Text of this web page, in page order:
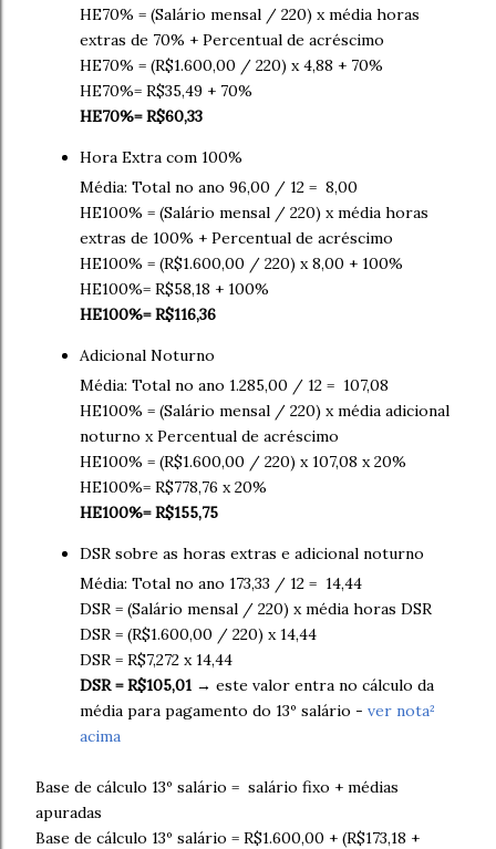
HE70% = (Salário mensal / 220) x média horas
extras de 70% + Percentual de acréscimo
HE70% = (R$1.600,00 / 220) x 4,88 + 70%
HE70%= R$35,49 + 70%
HE70%= R$60,33
Hora Extra com 100%
Média: Total no ano 96,00 / 12 = 8,00
HE100% = (Salário mensal / 220) x média horas
extras de 100% + Percentual de acréscimo
HE100% = (R$1.600,00 / 220) x 8,00 + 100%
HE100%= R$58,18 + 100%
HE100%= R$116,36
Adicional Noturno
Média: Total no ano 1.285,00 / 12 = 107,08
HE100% = (Salário mensal / 220) x média adicional
noturno x Percentual de acréscimo
HE100% = (R$1.600,00 / 220) x 107,08 x 20%
HE100%= R$778,76 x 20%
HE100%= R$155,75
DSR sobre as horas extras e adicional noturno
Média: Total no ano 173,33 / 12 = 14,44
DSR = (Salário mensal / 220) x média horas DSR
DSR = (R$1.600,00 / 220) x 14,44
DSR = R$7,272 x 14,44
DSR = R$105,01 → este valor entra no cálculo da
média para pagamento do 13º salário - ver nota²
acima
Base de cálculo 13º salário = salário fixo + médias
apuradas
Base de cálculo 13º salário = R$1.600,00 + (R$173,18 +